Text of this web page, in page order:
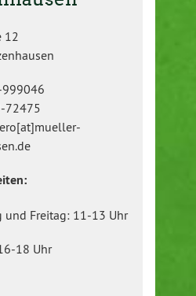
12
72475
und Freitag: 11-13 Uhr
18 Uhr